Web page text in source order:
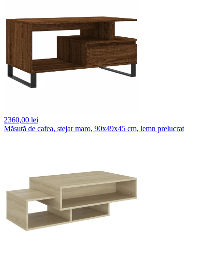
2360,00 lei
Măsuță de cafea, stejar maro, 90x49x45 cm, lemn prelucrat